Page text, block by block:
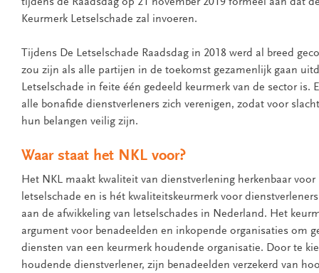
Keurmerk Letselschade zal invoeren.
Tijdens De Letselschade Raadsdag in 2018 werd al breed
zou zijn als alle partijen in de toekomst gezamenlijk gaan
Letselschade in feite één gedeeld keurmerk van de sector is.
alle bonafide dienstverleners zich verenigen, zodat voor
hun belangen veilig zijn.
Waar staat het NKL voor?
Het NKL maakt kwaliteit van dienstverlening herkenbaar voor
letselschade en is hét kwaliteitskeurmerk voor
aan de afwikkeling van letselschades in Nederland. Het
argument voor benadeelden en inkopende organisaties om
diensten van een keurmerk houdende organisatie. Door te
houdende dienstverlener, zijn benadeelden verzekerd van